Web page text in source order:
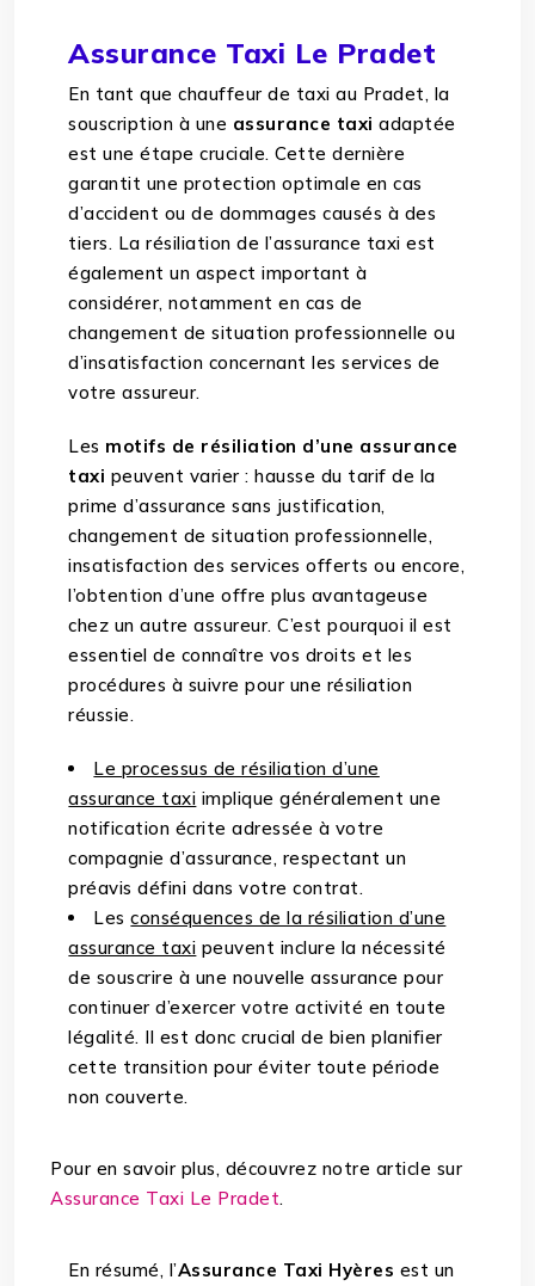
Assurance Taxi Le Pradet
En tant que chauffeur de taxi au Pradet, la
souscription à une assurance taxi adaptée
est une étape cruciale. Cette dernière
garantit une protection optimale en cas
d’accident ou de dommages causés à des
tiers. La résiliation de l’assurance taxi est
également un aspect important à
considérer, notamment en cas de
changement de situation professionnelle ou
d’insatisfaction concernant les services de
votre assureur.
Les motifs de résiliation d’une assurance
taxi peuvent varier : hausse du tarif de la
prime d’assurance sans justification,
changement de situation professionnelle,
insatisfaction des services offerts ou encore,
l’obtention d’une offre plus avantageuse
chez un autre assureur. C’est pourquoi il est
essentiel de connaître vos droits et les
procédures à suivre pour une résiliation
réussie.
Le processus de résiliation d’une
assurance taxi implique généralement une
notification écrite adressée à votre
compagnie d’assurance, respectant un
préavis défini dans votre contrat.
Lesconséquences de la résiliation d’une
assurance taxi peuvent inclure la nécessité
de souscrire à une nouvelle assurance pour
continuer d’exercer votre activité en toute
légalité. Il est donc crucial de bien planifier
cette transition pour éviter toute période
non couverte.
Pour en savoir plus, découvrez notre article sur
Assurance Taxi Le Pradet.
En résumé, l’Assurance Taxi Hyères est un